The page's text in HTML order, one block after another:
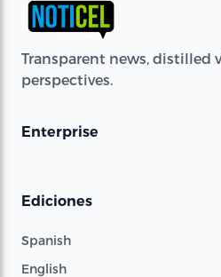
Transparent news, distilled
perspectives.
Enterprise
Ediciones
Spanish
English